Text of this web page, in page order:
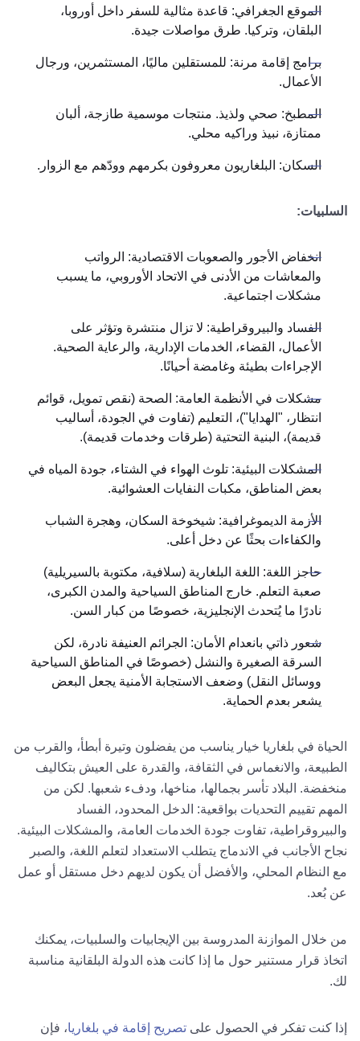
الموقع الجغرافي: قاعدة مثالية للسفر داخل أوروبا،
البلقان، وتركيا. طرق مواصلات جيدة.
برامج إقامة مرنة: للمستقلين ماليًا، المستثمرين، ورجال
الأعمال.
المطبخ: صحي ولذيذ. منتجات موسمية طازجة، ألبان
ممتازة، نبيذ وراكيه محلي.
السكان: البلغاريون معروفون بكرمهم وودّهم مع الزوار.
السلبيات:
انخفاض الأجور والصعوبات الاقتصادية: الرواتب
والمعاشات من الأدنى في الاتحاد الأوروبي، ما يسبب
مشكلات اجتماعية.
الفساد والبيروقراطية: لا تزال منتشرة وتؤثر على
الأعمال، القضاء، الخدمات الإدارية، والرعاية الصحية.
الإجراءات بطيئة وغامضة أحيانًا.
مشكلات في الأنظمة العامة: الصحة (نقص تمويل، قوائم
انتظار، "الهدايا")، التعليم (تفاوت في الجودة، أساليب
قديمة)، البنية التحتية (طرقات وخدمات قديمة).
المشكلات البيئية: تلوث الهواء في الشتاء، جودة المياه في
بعض المناطق، مكبات النفايات العشوائية.
الأزمة الديموغرافية: شيخوخة السكان، وهجرة الشباب
والكفاءات بحثًا عن دخل أعلى.
حاجز اللغة: اللغة البلغارية (سلافية، مكتوبة بالسيريلية)
صعبة التعلم. خارج المناطق السياحية والمدن الكبرى،
نادرًا ما يُتحدث الإنجليزية، خصوصًا من كبار السن.
شعور ذاتي بانعدام الأمان: الجرائم العنيفة نادرة، لكن
السرقة الصغيرة والنشل (خصوصًا في المناطق السياحية
ووسائل النقل) وضعف الاستجابة الأمنية يجعل البعض
يشعر بعدم الحماية.
الحياة في بلغاريا خيار يناسب من يفضلون وتيرة أبطأ، والقرب من
الطبيعة، والانغماس في الثقافة، والقدرة على العيش بتكاليف
منخفضة. البلاد تأسر بجمالها، مناخها، ودفء شعبها. لكن من
المهم تقييم التحديات بواقعية: الدخل المحدود، الفساد
والبيروقراطية، تفاوت جودة الخدمات العامة، والمشكلات البيئية.
نجاح الأجانب في الاندماج يتطلب الاستعداد لتعلم اللغة، والصبر
مع النظام المحلي، والأفضل أن يكون لديهم دخل مستقل أو عمل
عن بُعد.
من خلال الموازنة المدروسة بين الإيجابيات والسلبيات، يمكنك
اتخاذ قرار مستنير حول ما إذا كانت هذه الدولة البلقانية مناسبة
لك.
إذا كنت تفكر في الحصول على تصريح إقامة في بلغاريا، فإن